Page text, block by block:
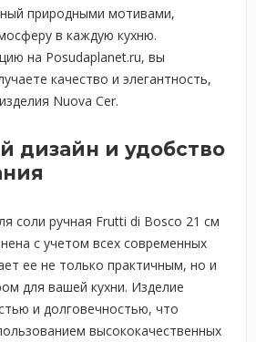
природными мотивами,
в каждую кухню.
на Posudaplanet.ru, вы
качество и элегантность,
Nuova Cer.
дизайн и удобство
соли ручная Frutti di Bosco 21 см
с учетом всех современных
ее не только практичным, но и
для вашей кухни. Изделие
и долговечностью, что
высококачественных